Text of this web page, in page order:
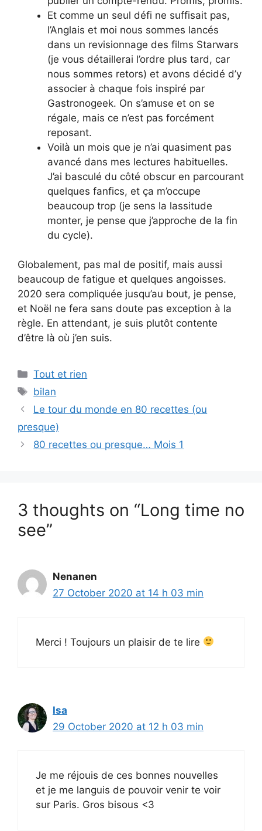
Et comme un seul défi ne suffisait pas,
l’Anglais et moi nous sommes lancés
dans un revisionnage des films Starwars
(je vous détaillerai l’ordre plus tard, car
nous sommes retors) et avons décidé d’y
associer à chaque fois inspiré par
Gastronogeek. On s’amuse et on se
régale, mais ce n’est pas forcément
reposant.
Voilà un mois que je n’ai quasiment pas
avancé dans mes lectures habituelles.
J’ai basculé du côté obscur en parcourant
quelques fanfics, et ça m’occupe
beaucoup trop (je sens la lassitude
monter, je pense que j’approche de la fin
du cycle).
Globalement, pas mal de positif, mais aussi
beaucoup de fatigue et quelques angoisses.
2020 sera compliquée jusqu’au bout, je pense,
et Noël ne fera sans doute pas exception à la
règle. En attendant, je suis plutôt contente
d’être là où j’en suis.
Categories
Tout et rien
Tags
bilan
Le tour du monde en 80 recettes (ou
presque)
80 recettes ou presque… Mois 1
3 thoughts on “Long time no
see”
Nenanen
27 October 2020 at 14 h 03 min
Merci ! Toujours un plaisir de te lire
Isa
29 October 2020 at 12 h 03 min
Je me réjouis de ces bonnes nouvelles
et je me languis de pouvoir venir te voir
sur Paris. Gros bisous <3